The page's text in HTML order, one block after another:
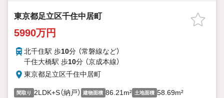
東京都足立区千住中居町
5990万円
北千住駅 歩10分 （常磐線など）
千住大橋駅 歩10分 （京成本線）
東京都足立区千住中居町
間取り 2LDK+S（納戸） 建物面積 86.21m² 土地面積 58.69m²